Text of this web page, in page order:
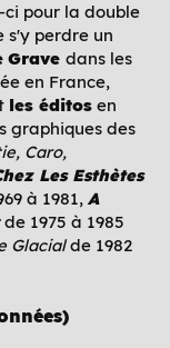
pour la double
s'y perdre un
Grave dans les
en France,
les éditos en
graphiques des
Caro,
Les Esthètes
à 1981, A
de 1975 à 1985
Glacialde 1982